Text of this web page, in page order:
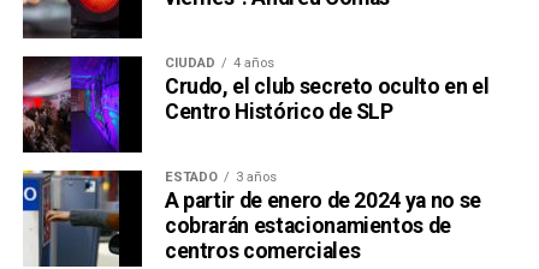
CIUDAD 4 años
Crudo, el club secreto oculto en el
Centro Histórico de SLP
ESTADO 3 años
A partir de enero de 2024 ya no se
cobrarán estacionamientos de
centros comerciales